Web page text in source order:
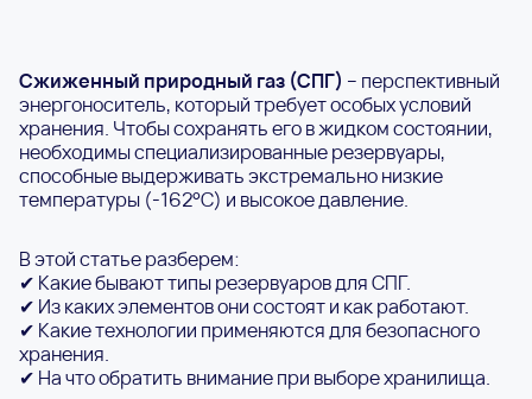
Сжиженный природный газ (СПГ) – перспективный
энергоноситель, который требует особых условий
хранения. Чтобы сохранять его в жидком состоянии,
необходимы специализированные резервуары,
способные выдерживать экстремально низкие
температуры (-162°C) и высокое давление.
В этой статье разберем:
✔ Какие бывают типы резервуаров для СПГ.
✔ Из каких элементов они состоят и как работают.
✔ Какие технологии применяются для безопасного
хранения.
✔ На что обратить внимание при выборе хранилища.